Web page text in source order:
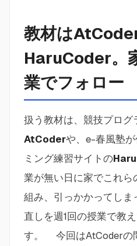
教材は
HaruCoder。
業でフォロー
扱う教材は、競技プログ
AtCoderや、e-春風塾
ミング練習サイトの
業が無い日に家でこれら
組み、引っかかってしま
直しを週1回の授業で教
す。 今回はAtCoderの